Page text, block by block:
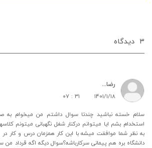
۳ دیدگاه‌
رضا...
۱۴۰۱/۱/۱۸ ۰۷ : ۳۱
سلام خسته نباشید چندتا سوال داشتم من میخوام به
استخدام بشم ایا میتوانم درکنار شغل نگهبانی میتونم
به نظر شما موافقت میشه با این کار همزمان درس و کار در
دانشگاه بره هم پیمانی سرکارباشه؟سوال دیگه اگه قرداد